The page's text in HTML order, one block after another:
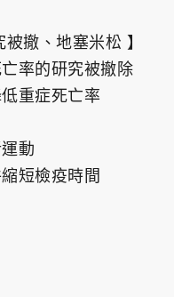
撤、地塞米松 】
率的研究被撤除
重症死亡率
動
短檢疫時間